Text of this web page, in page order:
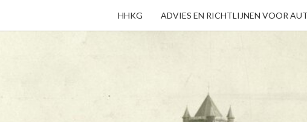
HHKG ADVIES EN RICHTLIJNEN VOOR